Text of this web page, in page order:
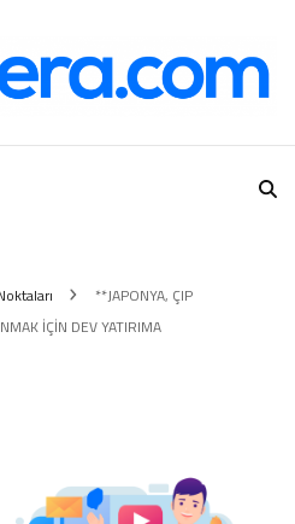
Hizmetler
**JAPONYA, ÇIP
İÇİN DEV YATIRIMA